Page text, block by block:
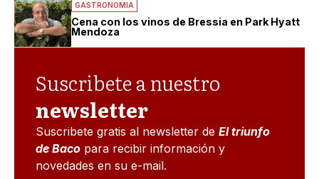
GASTRONOMIA
Cena con los vinos de Bressia en Park Hyatt
Mendoza
Suscribete a nuestro
newsletter
Suscribete gratis al newsletter de El triunfo
de Baco para recibir información y
novedades en su e-mail.